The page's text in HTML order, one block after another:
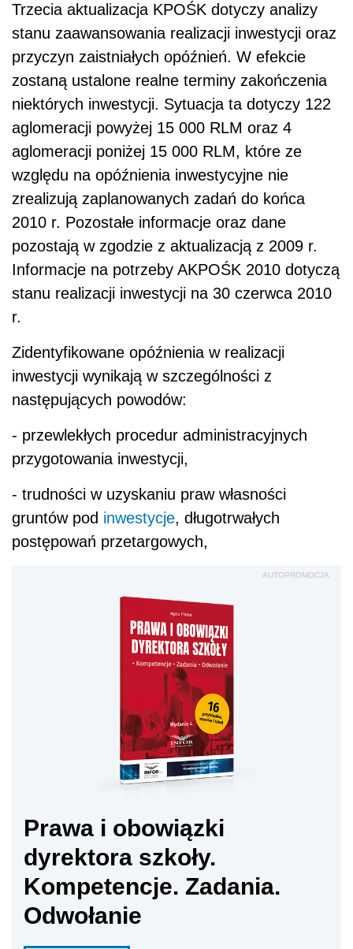
Trzecia aktualizacja KPOŚK dotyczy analizy
stanu zaawansowania realizacji inwestycji oraz
przyczyn zaistniałych opóźnień. W efekcie
zostaną ustalone realne terminy zakończenia
niektórych inwestycji. Sytuacja ta dotyczy 122
aglomeracji powyżej 15 000 RLM oraz 4
aglomeracji poniżej 15 000 RLM, które ze
względu na opóźnienia inwestycyjne nie
zrealizują zaplanowanych zadań do końca
2010 r. Pozostałe informacje oraz dane
pozostają w zgodzie z aktualizacją z 2009 r.
Informacje na potrzeby AKPOŚK 2010 dotyczą
stanu realizacji inwestycji na 30 czerwca 2010
r.
Zidentyfikowane opóźnienia w realizacji
inwestycji wynikają w szczególności z
następujących powodów:
- przewlekłych procedur administracyjnych
przygotowania inwestycji,
- trudności w uzyskaniu praw własności
gruntów pod inwestycje, długotrwałych
postępowań przetargowych,
AUTOPROMOCJA
Prawa i obowiązki
dyrektora szkoły.
Kompetencje. Zadania.
Odwołanie